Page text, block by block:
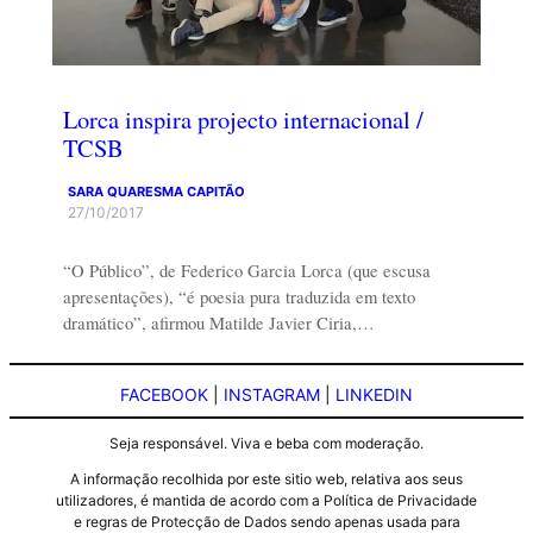
Lorca inspira projecto internacional /
TCSB
SARA QUARESMA CAPITÃO
27/10/2017
“O Público”, de Federico Garcia Lorca (que escusa
apresentações), “é poesia pura traduzida em texto
dramático”, afirmou Matilde Javier Ciria,…
FACEBOOK INSTAGRAM LINKEDIN
Seja responsável. Viva e beba com moderação.
A informação recolhida por este sitio web, relativa aos seus
utilizadores, é mantida de acordo com a Política de Privacidade
e regras de Protecção de Dados sendo apenas usada para